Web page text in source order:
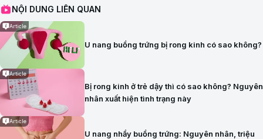
NỘI DUNG LIÊN QUAN
Article
U nang buồng trứng bị rong kinh có sao không?
Article
Bị rong kinh ở trẻ dậy thì có sao không? Nguyên
nhân xuất hiện tình trạng này
Article
U nang nhầy buồng trứng: Nguyên nhân, triệu